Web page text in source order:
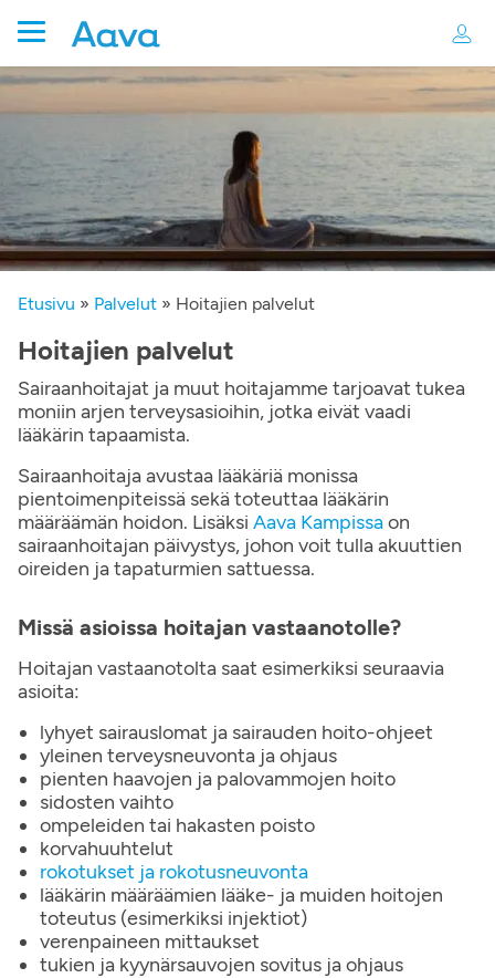
Etusivu » Palvelut » Hoitajien palvelut
Hoitajien palvelut
Sairaanhoitajat ja muut hoitajamme tarjoavat tukea
moniin arjen terveysasioihin, jotka eivät vaadi
lääkärin tapaamista.
Sairaanhoitaja avustaa lääkäriä monissa
pientoimenpiteissä sekä toteuttaa lääkärin
määräämän hoidon. Lisäksi Aava Kampissaon
sairaanhoitajan päivystys, johon voit tulla akuuttien
oireiden ja tapaturmien sattuessa.
Missä asioissa hoitajan vastaanotolle?
Hoitajan vastaanotolta saat esimerkiksi seuraavia
asioita:
lyhyet sairauslomat ja sairauden hoito-ohjeet
yleinen terveysneuvonta ja ohjaus
pienten haavojen ja palovammojen hoito
sidosten vaihto
ompeleiden tai hakasten poisto
korvahuuhtelut
rokotukset ja rokotusneuvonta
lääkärin määräämien lääke- ja muiden hoitojen
toteutus (esimerkiksi injektiot)
verenpaineen mittaukset
tukien ja kyynärsauvojen sovitus ja ohjaus